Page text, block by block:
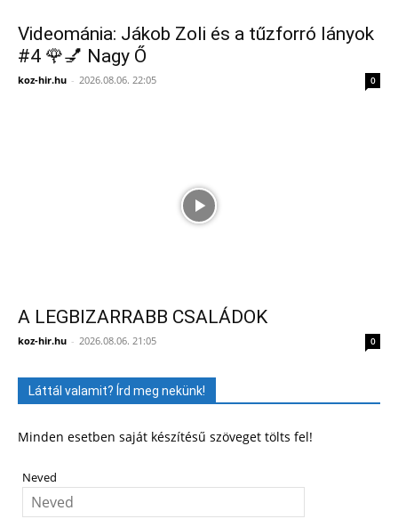
Videománia: Jákob Zoli és a tűzforró lányok
#4 🌹💅 Nagy Ő
koz-hir.hu - 2026.08.06. 22:05 0
A LEGBIZARRABB CSALÁDOK
koz-hir.hu - 2026.08.06. 21:05 0
Láttál valamit? Írd meg nekünk!
Minden esetben saját készítésű szöveget tölts fel!
Neved